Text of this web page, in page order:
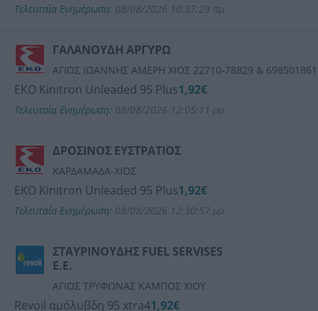
Τελευταία Ενημέρωση: 08/08/2026 10:37:29 πμ
ΓΑΛΑΝΟΥΔΗ ΑΡΓΥΡΩ
ΑΓΙΟΣ ΙΩΑΝΝΗΣ ΑΜΕΡΗ ΧΙΟΣ 22710-78829 &
ΕΚΟ Kinitron Unleaded 95 Plus1,92€
Τελευταία Ενημέρωση: 08/08/2026 12:05:11 μμ
ΔΡΟΣΙΝΟΣ ΕΥΣΤΡΑΤΙΟΣ
ΚΑΡΔΑΜΑΔΑ-ΧΙΟΣ
ΕΚΟ Kinitron Unleaded 95 Plus1,92€
Τελευταία Ενημέρωση: 08/08/2026 12:30:57 μμ
ΣΤΑΥΡΙΝΟΥΔΗΣ FUEL SERVISES
E.E.
ΑΓΙΟΣ ΤΡΥΦΩΝΑΣ ΚΑΜΠΟΣ ΧΙΟΥ
Revoil αμόλυβδη 95 xtra41,92€